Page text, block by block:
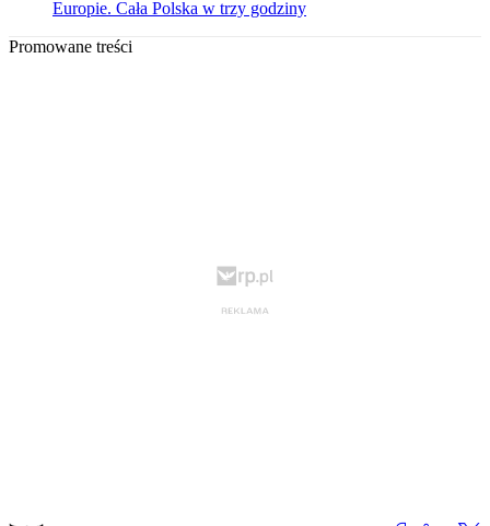
Europie. Cała Polska w trzy godziny
Promowane treści